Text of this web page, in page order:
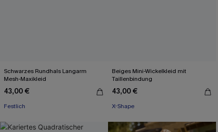
Schwarzes Rundhals Langarm
Mesh-Maxikleid
43,00 €
Festlich
Beiges Mini-Wickelkleid mit
Taillenbindung
43,00 €
X-Shape